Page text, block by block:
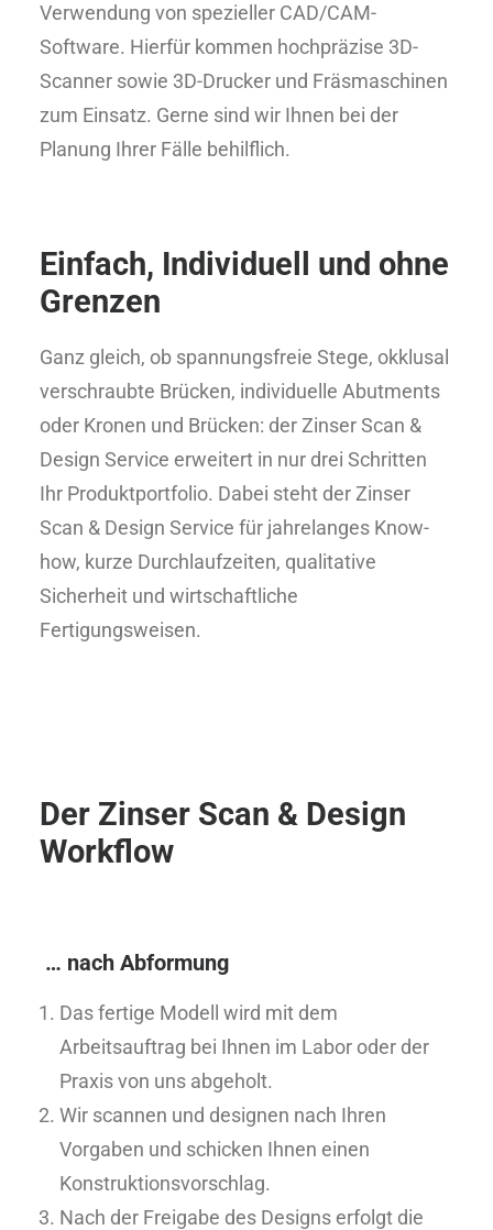
Verwendung von spezieller CAD/CAM-
Software. Hierfür kommen hochpräzise 3D-
Scanner sowie 3D-Drucker und Fräsmaschinen
zum Einsatz. Gerne sind wir Ihnen bei der
Planung Ihrer Fälle behilflich.
Einfach, Individuell und ohne
Grenzen
Ganz gleich, ob spannungsfreie Stege, okklusal
verschraubte Brücken, individuelle Abutments
oder Kronen und Brücken: der Zinser Scan &
Design Service erweitert in nur drei Schritten
Ihr Produktportfolio. Dabei steht der Zinser
Scan & Design Service für jahrelanges Know-
how, kurze Durchlaufzeiten, qualitative
Sicherheit und wirtschaftliche
Fertigungsweisen.
Der Zinser Scan & Design
Workflow
… nach Abformung
Das fertige Modell wird mit dem
Arbeitsauftrag bei Ihnen im Labor oder der
Praxis von uns abgeholt.
Wir scannen und designen nach Ihren
Vorgaben und schicken Ihnen einen
Konstruktionsvorschlag.
Nach der Freigabe des Designs erfolgt die